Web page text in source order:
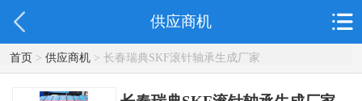
供应商机
首页> 供应商机> 长春瑞典SKF滚针轴承生成厂家